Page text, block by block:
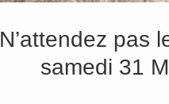
N’attendez pas
samedi 31